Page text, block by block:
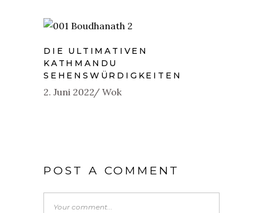
DIE ULTIMATIVEN
KATHMANDU
SEHENSWÜRDIGKEITEN
2. Juni 2022 Wok
POST A COMMENT